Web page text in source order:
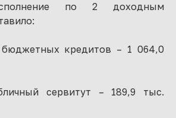
по 2 доходным
кредитов – 1 064,0
сервитут – 189,9 тыс.